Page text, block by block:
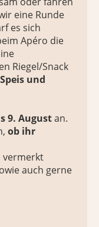
eine Runde
es sich
Apéro die
Riegel/Snack
Speis und
9. Augustan.
ob ihr
vermerkt
auch gerne